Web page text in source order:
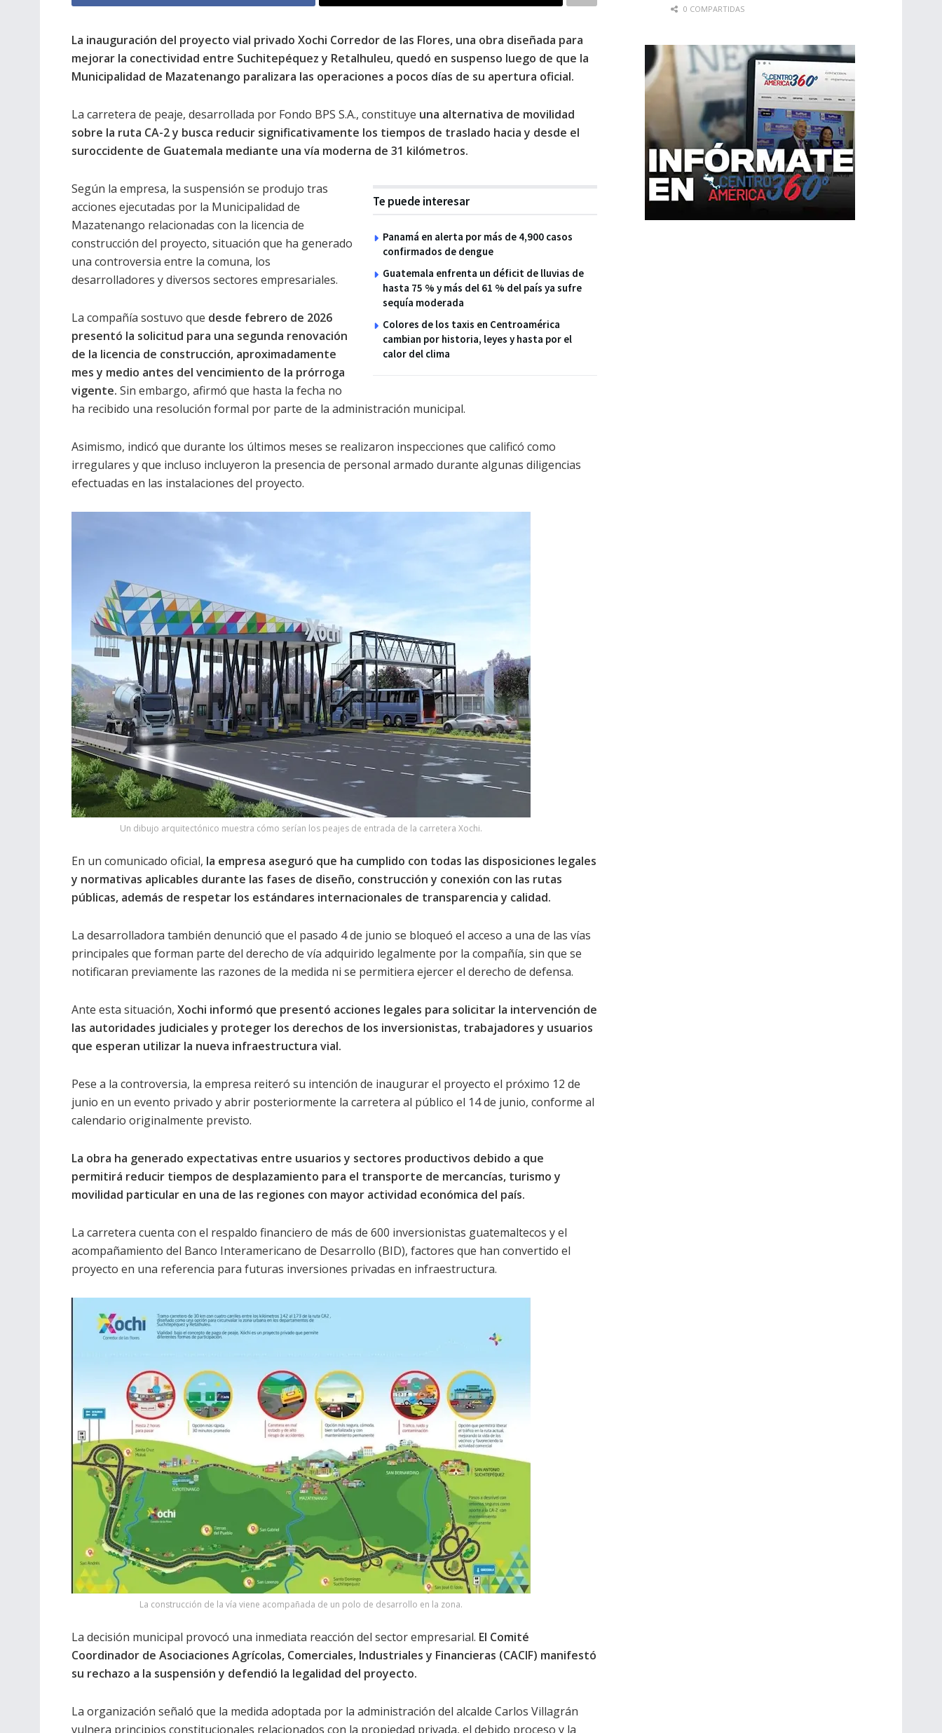
La inauguración del proyecto vial privado Xochi Corredor de las Flores, una obra diseñada para
mejorar la conectividad entre Suchitepéquez y Retalhuleu, quedó en suspenso luego de que la
Municipalidad de Mazatenango paralizara las operaciones a pocos días de su apertura oficial.
La carretera de peaje, desarrollada por Fondo BPS S.A., constituye una alternativa de movilidad
sobre la ruta CA-2 y busca reducir significativamente los tiempos de traslado hacia y desde el
suroccidente de Guatemala mediante una vía moderna de 31 kilómetros.
Te puede interesar
Panamá en alerta por más de 4,900 casos
confirmados de dengue
Guatemala enfrenta un déficit de lluvias de
hasta 75 % y más del 61 % del país ya sufre
sequía moderada
Colores de los taxis en Centroamérica
cambian por historia, leyes y hasta por el
calor del clima
Según la empresa, la suspensión se produjo tras
acciones ejecutadas por la Municipalidad de
Mazatenango relacionadas con la licencia de
construcción del proyecto, situación que ha generado
una controversia entre la comuna, los
desarrolladores y diversos sectores empresariales.
La compañía sostuvo que desde febrero de 2026
presentó la solicitud para una segunda renovación
de la licencia de construcción, aproximadamente
mes y medio antes del vencimiento de la prórroga
vigente. Sin embargo, afirmó que hasta la fecha no
ha recibido una resolución formal por parte de la administración municipal.
Asimismo, indicó que durante los últimos meses se realizaron inspecciones que calificó como
irregulares y que incluso incluyeron la presencia de personal armado durante algunas diligencias
efectuadas en las instalaciones del proyecto.
Un dibujo arquitectónico muestra cómo serían los peajes de entrada de la carretera Xochi.
En un comunicado oficial, la empresa aseguró que ha cumplido con todas las disposiciones legales
y normativas aplicables durante las fases de diseño, construcción y conexión con las rutas
públicas, además de respetar los estándares internacionales de transparencia y calidad.
La desarrolladora también denunció que el pasado 4 de junio se bloqueó el acceso a una de las vías
principales que forman parte del derecho de vía adquirido legalmente por la compañía, sin que se
notificaran previamente las razones de la medida ni se permitiera ejercer el derecho de defensa.
Ante esta situación, Xochi informó que presentó acciones legales para solicitar la intervención de
las autoridades judiciales y proteger los derechos de los inversionistas, trabajadores y usuarios
que esperan utilizar la nueva infraestructura vial.
Pese a la controversia, la empresa reiteró su intención de inaugurar el proyecto el próximo 12 de
junio en un evento privado y abrir posteriormente la carretera al público el 14 de junio, conforme al
calendario originalmente previsto.
La obra ha generado expectativas entre usuarios y sectores productivos debido a que
permitirá reducir tiempos de desplazamiento para el transporte de mercancías, turismo y
movilidad particular en una de las regiones con mayor actividad económica del país.
La carretera cuenta con el respaldo financiero de más de 600 inversionistas guatemaltecos y el
acompañamiento del Banco Interamericano de Desarrollo (BID), factores que han convertido el
proyecto en una referencia para futuras inversiones privadas en infraestructura.
La construcción de la vía viene acompañada de un polo de desarrollo en la zona.
La decisión municipal provocó una inmediata reacción del sector empresarial. El Comité
Coordinador de Asociaciones Agrícolas, Comerciales, Industriales y Financieras (CACIF) manifestó
su rechazo a la suspensión y defendió la legalidad del proyecto.
La organización señaló que la medida adoptada por la administración del alcalde Carlos Villagrán
vulnera principios constitucionales relacionados con la propiedad privada, el debido proceso y la
0 COMPARTIDAS